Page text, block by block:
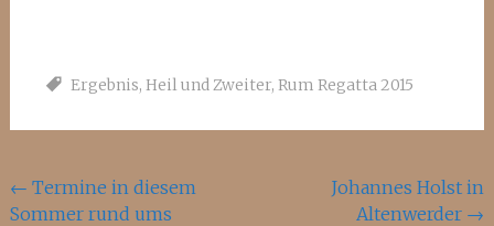
Ergebnis, Heil und Zweiter, Rum Regatta 2015
Beitragsnavigation
← Termine in diesem
Sommer rund ums
Johannes Holst in
Altenwerder →